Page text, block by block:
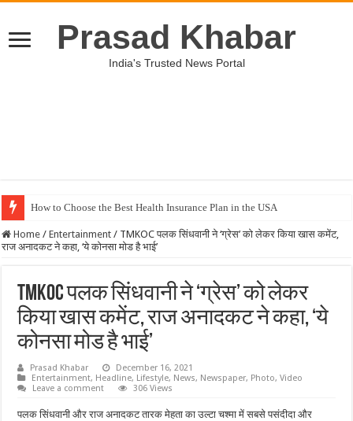
Prasad Khabar
India's Trusted News Portal
How to Choose the Best Health Insurance Plan in the USA
Home / Entertainment / TMKOC पलक सिंधवानी ने ‘ग्रेस’ को लेकर किया खास कमेंट,
राज अनादकट ने कहा, ‘ये कोनसा मोड है भाई’
TMKOC पलक सिंधवानी ने ‘ग्रेस’ को लेकर
किया खास कमेंट, राज अनादकट ने कहा, ‘ये
कोनसा मोड है भाई’
Prasad Khabar
December 16, 2021
Entertainment, Headline, Lifestyle, News, Newspaper, Photo,Video
Leave a comment
306 Views
पलक सिंधवानी और राज अनादकट तारक मेहता का उल्टा चश्मा में सबसे पसंदीदा और